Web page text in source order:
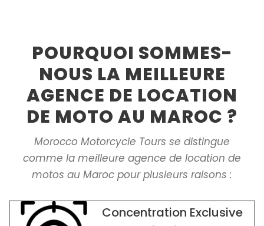
POURQUOI SOMMES-
NOUS LA MEILLEURE
AGENCE DE LOCATION
DE MOTO AU MAROC ?
Morocco Motorcycle Tours se distingue
comme la meilleure agence de location de
motos au Maroc pour plusieurs raisons :
Concentration Exclusive